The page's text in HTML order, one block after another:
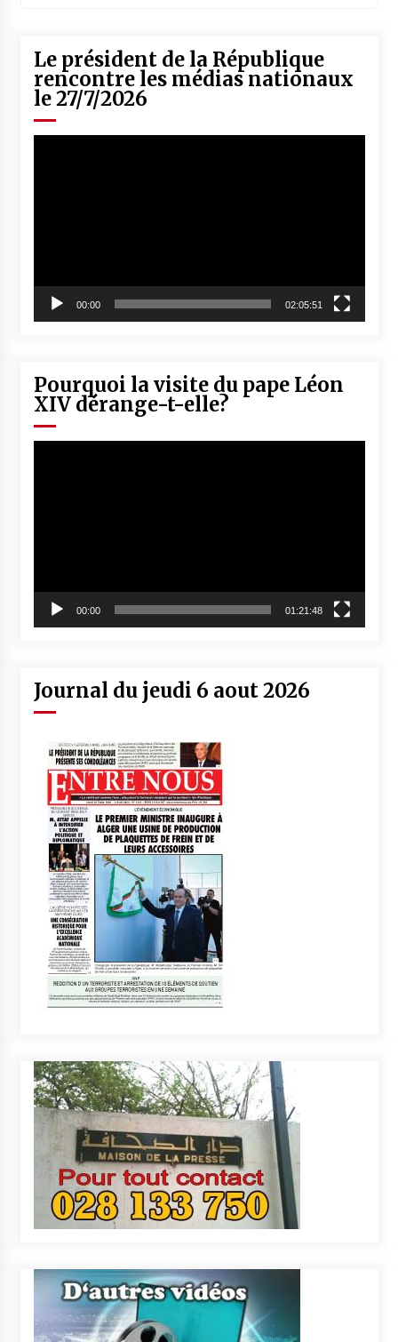
Le président de la République
rencontre les médias nationaux
le 27/7/2026
00:00 02:05:51
Pourquoi la visite du pape Léon
XIV dérange-t-elle?
00:00 01:21:48
Journal du jeudi 6 aout 2026